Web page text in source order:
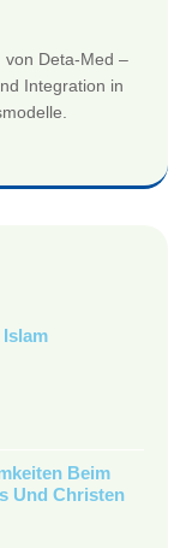
von Deta-Med –
Integration in
Beim
Und Christen